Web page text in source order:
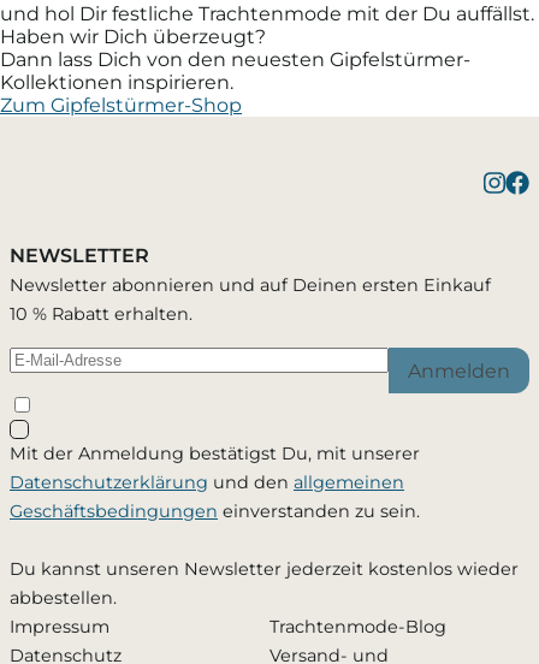
und hol Dir festliche Trachtenmode mit der Du auffällst.
Haben wir Dich überzeugt?
Dann lass Dich von den neuesten Gipfelstürmer-
Kollektionen inspirieren.
Zum Gipfelstürmer-Shop
NEWSLETTER
Newsletter abonnieren und auf Deinen ersten Einkauf
10 % Rabatt erhalten.
Anmelden
Mit der Anmeldung bestätigst Du, mit unserer
Datenschutzerklärung und den allgemeinen
Geschäftsbedingungen einverstanden zu sein.
Du kannst unseren Newsletter jederzeit kostenlos wieder
abbestellen.
Impressum
Datenschutz
Trachtenmode-Blog
Versand- und